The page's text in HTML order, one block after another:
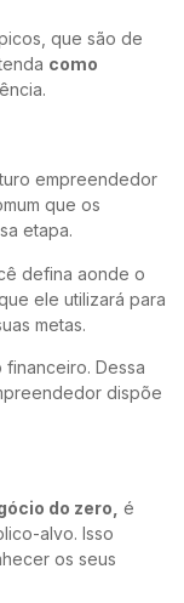
que são de
como
empreendedor
que os
etapa.
defina aonde o
ele utilizará para
metas.
financeiro. Dessa
dispõe
do zero, é
alvo. Isso
os seus